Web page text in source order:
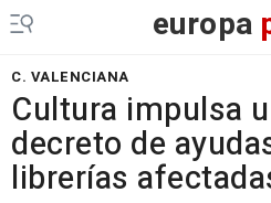
europa
C. VALENCIANA
Cultura impulsa
decreto de
librerías